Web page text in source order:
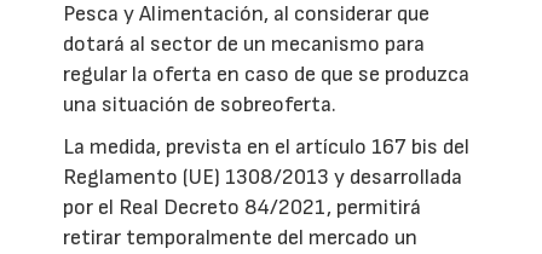
Pesca y Alimentación, al considerar que
dotará al sector de un mecanismo para
regular la oferta en caso de que se produzca
una situación de sobreoferta.
La medida, prevista en el artículo 167 bis del
Reglamento (UE) 1308/2013 y desarrollada
por el Real Decreto 84/2021, permitirá
retirar temporalmente del mercado un